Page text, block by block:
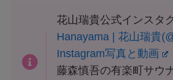
花山瑞貴公式インスタ
Hanayama | 花山瑞貴
Instagram写真と動画
藤森慎吾の有楽町サウ